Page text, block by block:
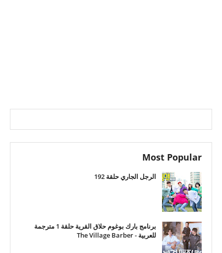
Most Popular
الرجل الجاري حلقة 192
برنامج بارك بوغوم حلاق القرية حلقة 1 مترجمة
للعربية - The Village Barber